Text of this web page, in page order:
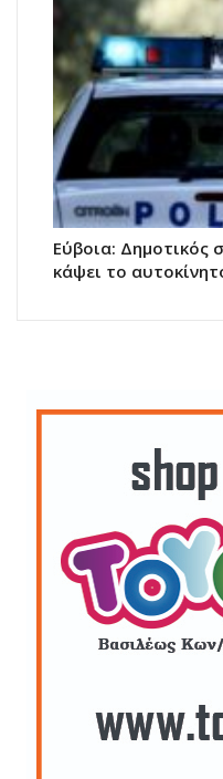
Εύβοια: Δημοτικός
κάψει το